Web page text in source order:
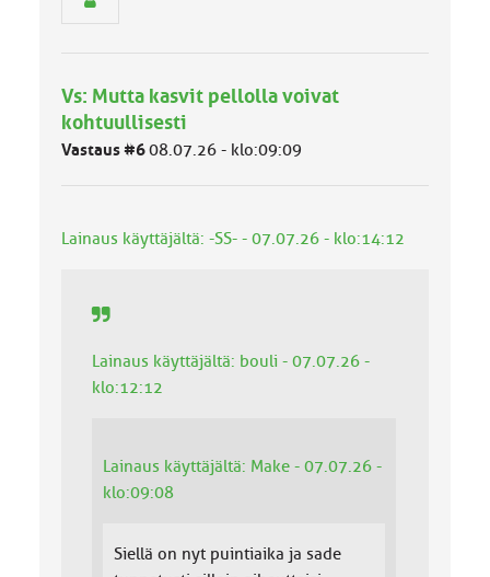
m
ä
u
a
Vs: Mutta kasvit pellolla voivat
kohtuullisesti
Vastaus #608.07.26 - klo:09:09
Lainaus käyttäjältä: -SS- - 07.07.26 - klo:14:12
Lainaus käyttäjältä: bouli - 07.07.26 -
klo:12:12
Lainaus käyttäjältä: Make - 07.07.26 -
klo:09:08
Siellä on nyt puintiaika ja sade